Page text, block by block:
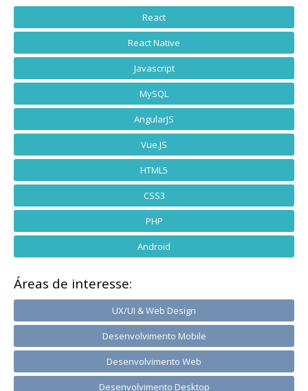
React
React Native
Javascript
MySQL
AngularJS
Vue.JS
HTML5
CSS3
PHP
Android
Áreas de interesse:
UX/UI & Web Design
Desenvolvimento Mobile
Desenvolvimento Web
Desenvolvimento Desktop